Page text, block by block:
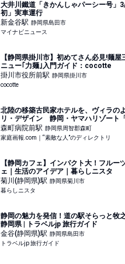
大井川鐵道「きかんしゃパーシー号」
初」実車運行
新金谷駅 静岡県島田市
マイナビニュース
【静岡県掛川市】初めてさん必見!麺屋
ニュー｢力麺｣入門ガイド：cocotte
掛川市役所前駅 静岡県掛川市
cocotte
北陸の移築古民家ホテルを、ヴィラの
リ・デザイン 静岡・ヤマハリゾート
丸」 ※宿泊プレゼントあり | 家庭画報
人”のディレクトリ
森町病院前駅 静岡県周智郡森町
家庭画報.com｜“素敵な人”のディレクトリ
【静岡カフェ】インパクト大！フルー
ェ｜生活のアイデア｜暮らしニスタ
菊川(静岡県)駅 静岡県菊川市
暮らしニスタ
静岡の魅力を発信！道の駅そらっと牧
静岡県 | トラベルjp 旅行ガイド
金谷(静岡県)駅 静岡県島田市
トラベルjp 旅行ガイド